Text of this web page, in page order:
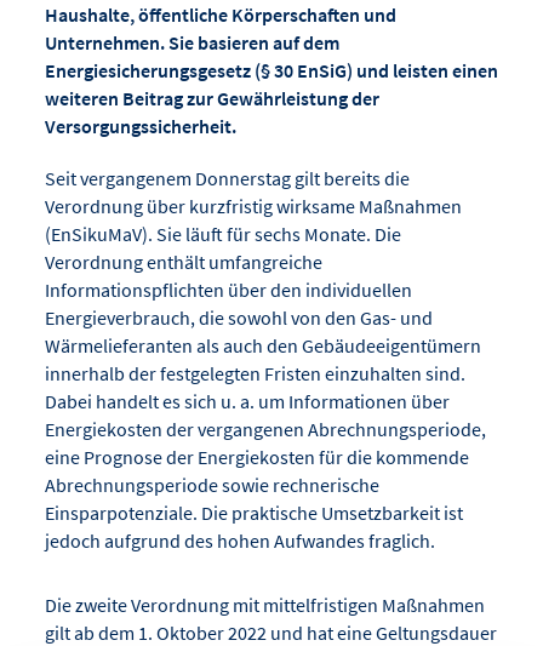
Haushalte, öffentliche Körperschaften und
Unternehmen. Sie basieren auf dem
Energiesicherungsgesetz (§ 30 EnSiG) und leisten einen
weiteren Beitrag zur Gewährleistung der
Versorgungssicherheit.
Seit vergangenem Donnerstag gilt bereits die
Verordnung über kurzfristig wirksame Maßnahmen
(EnSikuMaV). Sie läuft für sechs Monate. Die
Verordnung enthält umfangreiche
Informationspflichten über den individuellen
Energieverbrauch, die sowohl von den Gas- und
Wärmelieferanten als auch den Gebäudeeigentümern
innerhalb der festgelegten Fristen einzuhalten sind.
Dabei handelt es sich u. a. um Informationen über
Energiekosten der vergangenen Abrechnungsperiode,
eine Prognose der Energiekosten für die kommende
Abrechnungsperiode sowie rechnerische
Einsparpotenziale. Die praktische Umsetzbarkeit ist
jedoch aufgrund des hohen Aufwandes fraglich.
Die zweite Verordnung mit mittelfristigen Maßnahmen
gilt ab dem 1. Oktober 2022 und hat eine Geltungsdauer